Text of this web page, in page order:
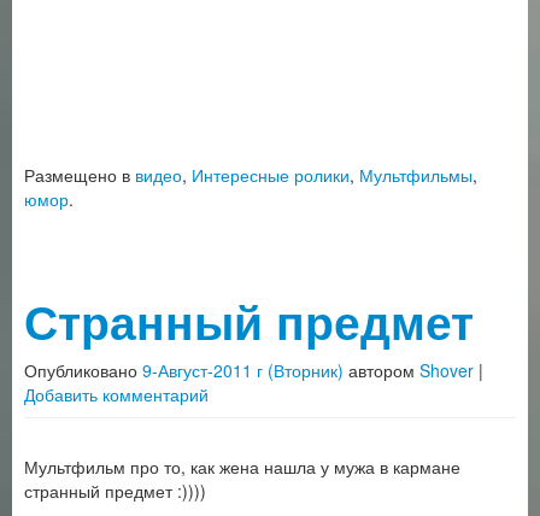
Размещено в видео, Интересные ролики, Мультфильмы,
юмор.
Странный предмет
Опубликовано 9-Август-2011 г (Вторник) автором Shover |
Добавить комментарий
Мультфильм про то, как жена нашла у мужа в кармане
странный предмет :))))